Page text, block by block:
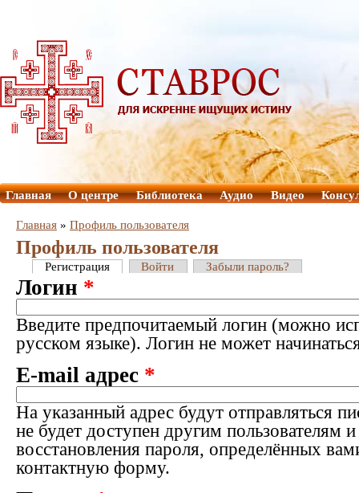
Главная О центре Библиотека Аудио Видео
Главная » Профиль пользователя
Профиль пользователя
Регистрация Войти Забыли пароль?
Логин *
Введите предпочитаемый логин (можно
русском языке). Логин не может
E-mail адрес *
На указанный адрес будут отправляться
не будет доступен другим пользователям
восстановления пароля, определённых
контактную форму.